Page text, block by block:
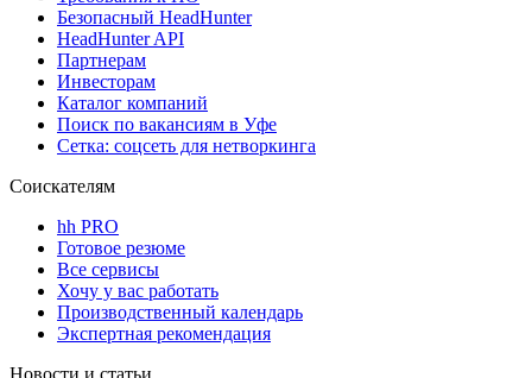
Безопасный HeadHunter
HeadHunter API
Партнерам
Инвесторам
Каталог компаний
Поиск по вакансиям в Уфе
Сетка: соцсеть для нетворкинга
Соискателям
hh PRO
Готовое резюме
Все сервисы
Хочу у вас работать
Производственный календарь
Экспертная рекомендация
Новости и статьи